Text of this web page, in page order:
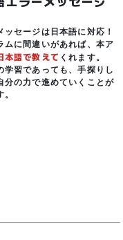
ッセージは日本語に対応！
ムに間違いがあれば、本ア
本語で教えて くれます。
学習であっても、手探りし
分の力で進めていくことが